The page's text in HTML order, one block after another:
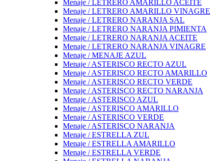
Menaje / LETRERO AMARILLO ACEITE
Menaje / LETRERO AMARILLO VINAGRE
Menaje / LETRERO NARANJA SAL
Menaje / LETRERO NARANJA PIMIENTA
Menaje / LETRERO NARANJA ACEITE
Menaje / LETRERO NARANJA VINAGRE
Menaje / MENAJE AZUL
Menaje / ASTERISCO RECTO AZUL
Menaje / ASTERISCO RECTO AMARILLO
Menaje / ASTERISCO RECTO VERDE
Menaje / ASTERISCO RECTO NARANJA
Menaje / ASTERISCO AZUL
Menaje / ASTERISCO AMARILLO
Menaje / ASTERISCO VERDE
Menaje / ASTERISCO NARANJA
Menaje / ESTRELLA ZUL
Menaje / ESTRELLA AMARILLO
Menaje / ESTRELLA VERDE